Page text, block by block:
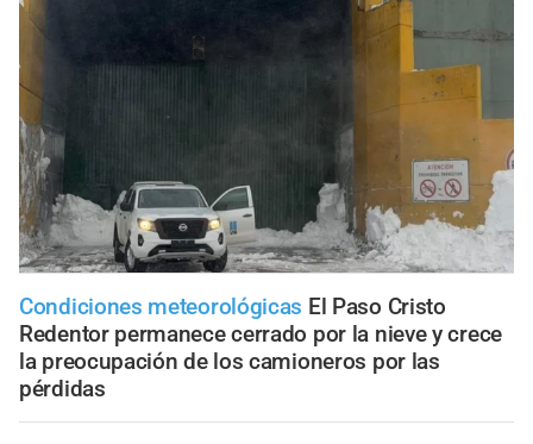
Condiciones meteorológicas El Paso Cristo
Redentor permanece cerrado por la nieve y crece
la preocupación de los camioneros por las
pérdidas